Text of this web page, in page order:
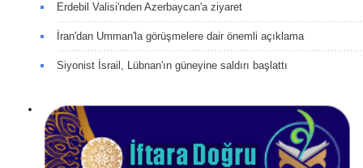
Erdebil Valisi'nden Azerbaycan'a ziyaret
İran'dan Umman'la görüşmelere dair önemli açıklama
Siyonist İsrail, Lübnan'ın güneyine saldırı başlattı